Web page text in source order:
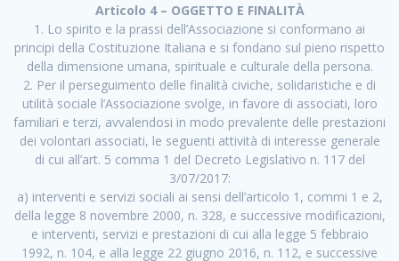
Articolo 4 – OGGETTO E FINALITÀ
1. Lo spirito e la prassi dell’Associazione si conformano ai
principi della Costituzione Italiana e si fondano sul pieno rispetto
della dimensione umana, spirituale e culturale della persona.
2. Per il perseguimento delle finalità civiche, solidaristiche e di
utilità sociale l’Associazione svolge, in favore di associati, loro
familiari e terzi, avvalendosi in modo prevalente delle prestazioni
dei volontari associati, le seguenti attività di interesse generale
di cui all’art. 5 comma 1 del Decreto Legislativo n. 117 del
3/07/2017:
a) interventi e servizi sociali ai sensi dell’articolo 1, commi 1 e 2,
della legge 8 novembre 2000, n. 328, e successive modificazioni,
e interventi, servizi e prestazioni di cui alla legge 5 febbraio
1992, n. 104, e alla legge 22 giugno 2016, n. 112, e successive